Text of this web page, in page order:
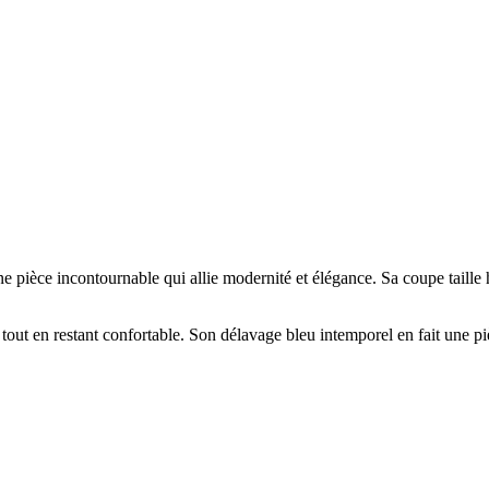
incontournable qui allie modernité et élégance. Sa coupe
en restant confortable. Son délavage bleu intemporel en fait une